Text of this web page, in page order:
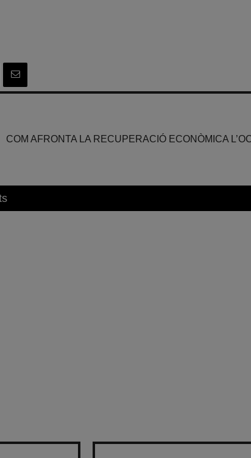
COM AFRONTA LA RECUPERACIÓ ECONÒMICA